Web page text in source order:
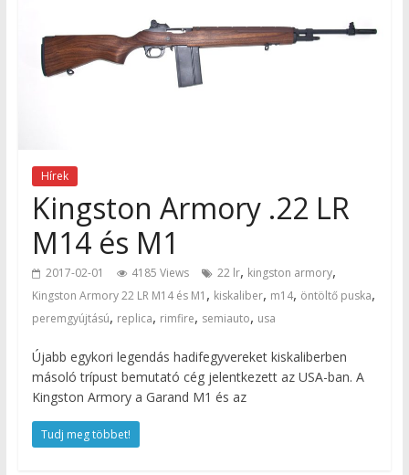
Hírek
Kingston Armory .22 LR
M14 és M1
2017-02-01 4185 Views 22 lr, kingston armory,
Kingston Armory 22 LR M14 és M1 , kiskaliber, m14, öntöltő puska,
peremgyújtású, replica, rimfire, semiauto, usa
Újabb egykori legendás hadifegyvereket kiskaliberben
másoló trípust bemutató cég jelentkezett az USA-ban. A
Kingston Armory a Garand M1 és az
Tudj meg többet!